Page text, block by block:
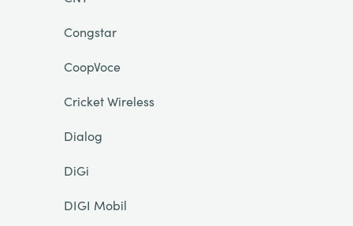
Congstar
CoopVoce
Cricket Wireless
Dialog
DiGi
DIGI Mobil